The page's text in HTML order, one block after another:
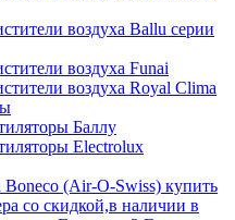
воздуха Ballu серии
воздуха Funai
воздуха Royal Clima
Баллу
Electrolux
(Air-O-Swiss) купить
со скидкой,в наличии в